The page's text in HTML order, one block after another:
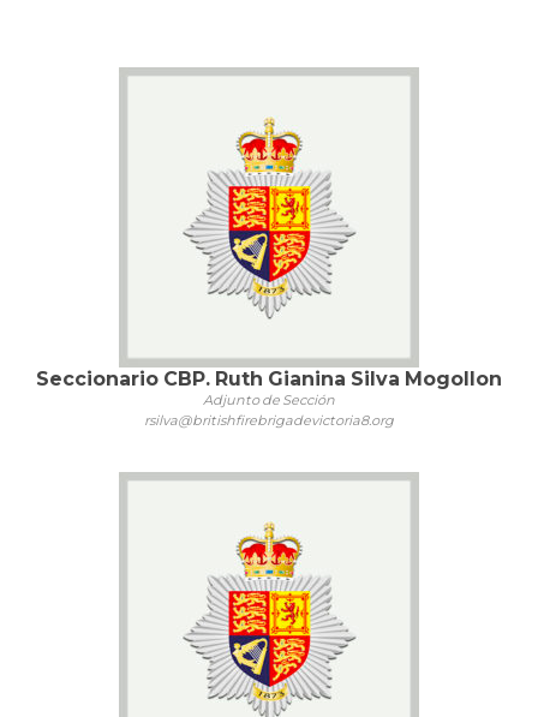
Seccionario CBP. Ruth Gianina Silva Mogollon
Adjunto de Sección
rsilva@britishfirebrigadevictoria8.org